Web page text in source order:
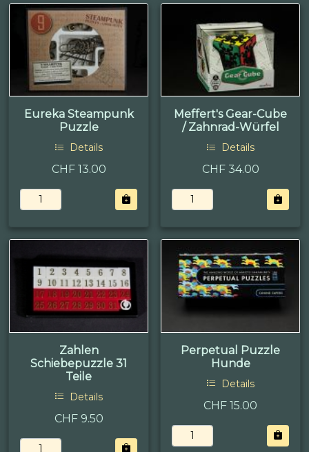
Eureka Steampunk
Puzzle
Details
CHF 13.00
Meffert's Gear-Cube
/ Zahnrad-Würfel
Details
CHF 34.00
Zahlen
Schiebepuzzle 31
Teile
Details
CHF 9.50
Perpetual Puzzle
Hunde
Details
CHF 15.00